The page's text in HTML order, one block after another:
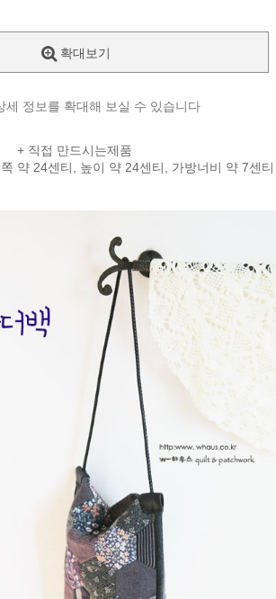
확대보기
세 정보를 확대해 보실 수 있습니다
+ 직접 만드시는제품
약 24센티, 높이 약 24센티, 가방너비 약 7센티